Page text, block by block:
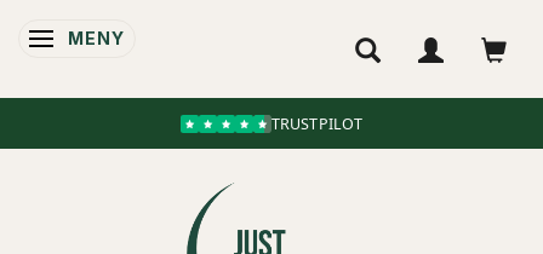
ÄNDRA NAVIGERING
MENY
TRUSTPILOT